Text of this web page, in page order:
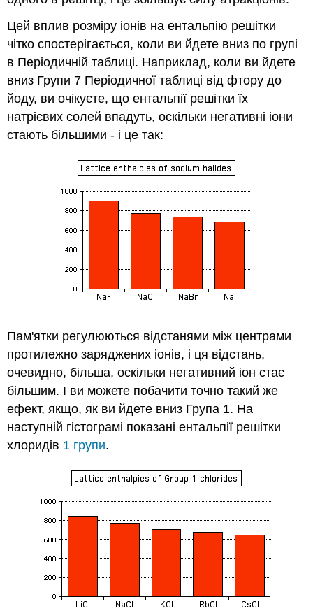
Цей вплив розміру іонів на ентальпію решітки
чітко спостерігається, коли ви йдете вниз по групі
в Періодичній таблиці. Наприклад, коли ви йдете
вниз Групи 7 Періодичної таблиці від фтору до
йоду, ви очікуєте, що ентальпії решітки їх
натрієвих солей впадуть, оскільки негативні іони
стають більшими - і це так:
Пам'ятки регулюються відстанями між центрами
протилежно заряджених іонів, і ця відстань,
очевидно, більша, оскільки негативний іон стає
більшим. І ви можете побачити точно такий же
ефект, якщо, як ви йдете вниз Група 1. На
наступній гістограмі показані ентальпії решітки
хлоридів 1 групи.